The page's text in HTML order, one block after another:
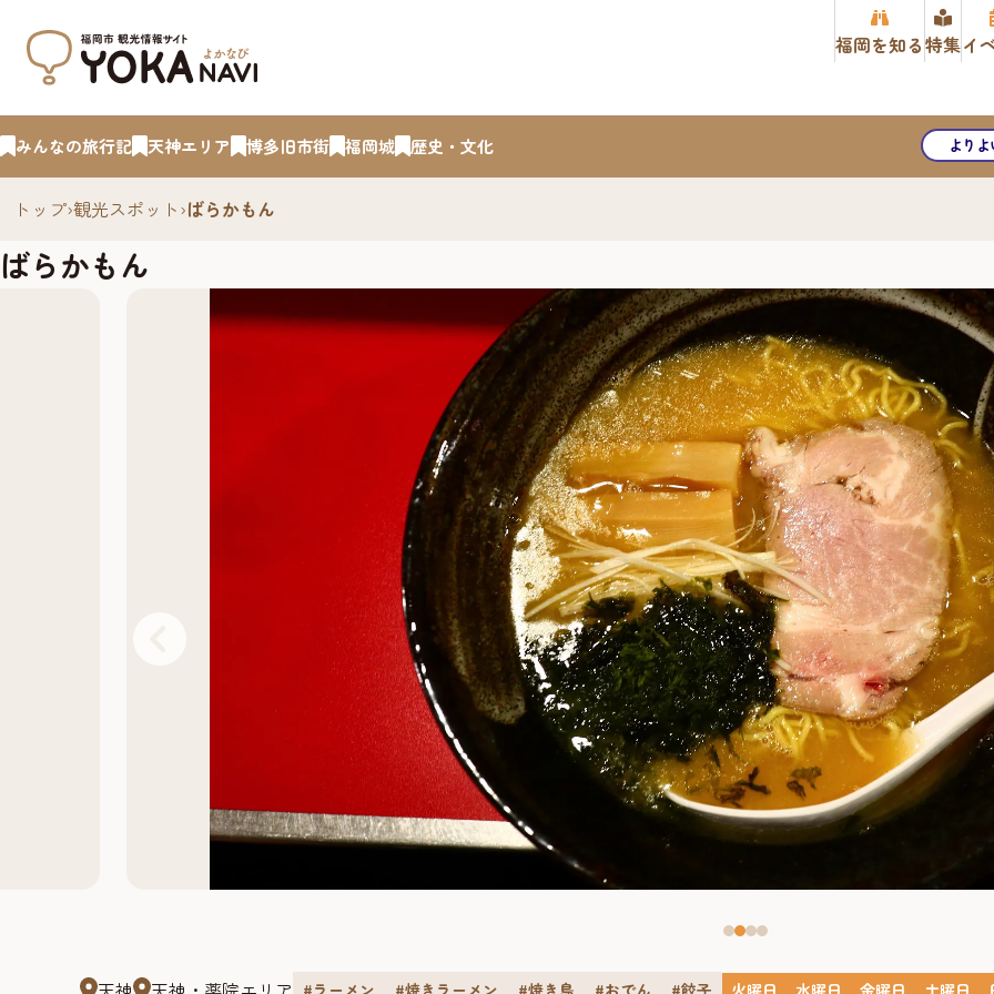
福岡を知る特集イ
みんなの旅行記 天神エリア 博多旧市街 福岡城 歴史・文化 より
トップ›観光スポット›ばらかもん
ばらかもん
#ラーメン #焼きラーメン #焼き鳥 #おでん #餃子 火曜日 水曜日 金曜日 土曜日